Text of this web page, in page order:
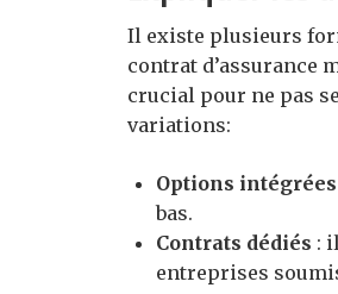
Il existe plusieurs
contrat d’assurance
crucial pour ne pas
variations:
Options intégrées
bas.
Contrats dédiés :
entreprises